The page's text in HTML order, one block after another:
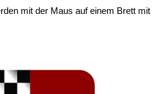
mit der Maus auf einem Brett